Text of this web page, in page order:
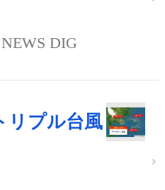
DIG
リプル台風